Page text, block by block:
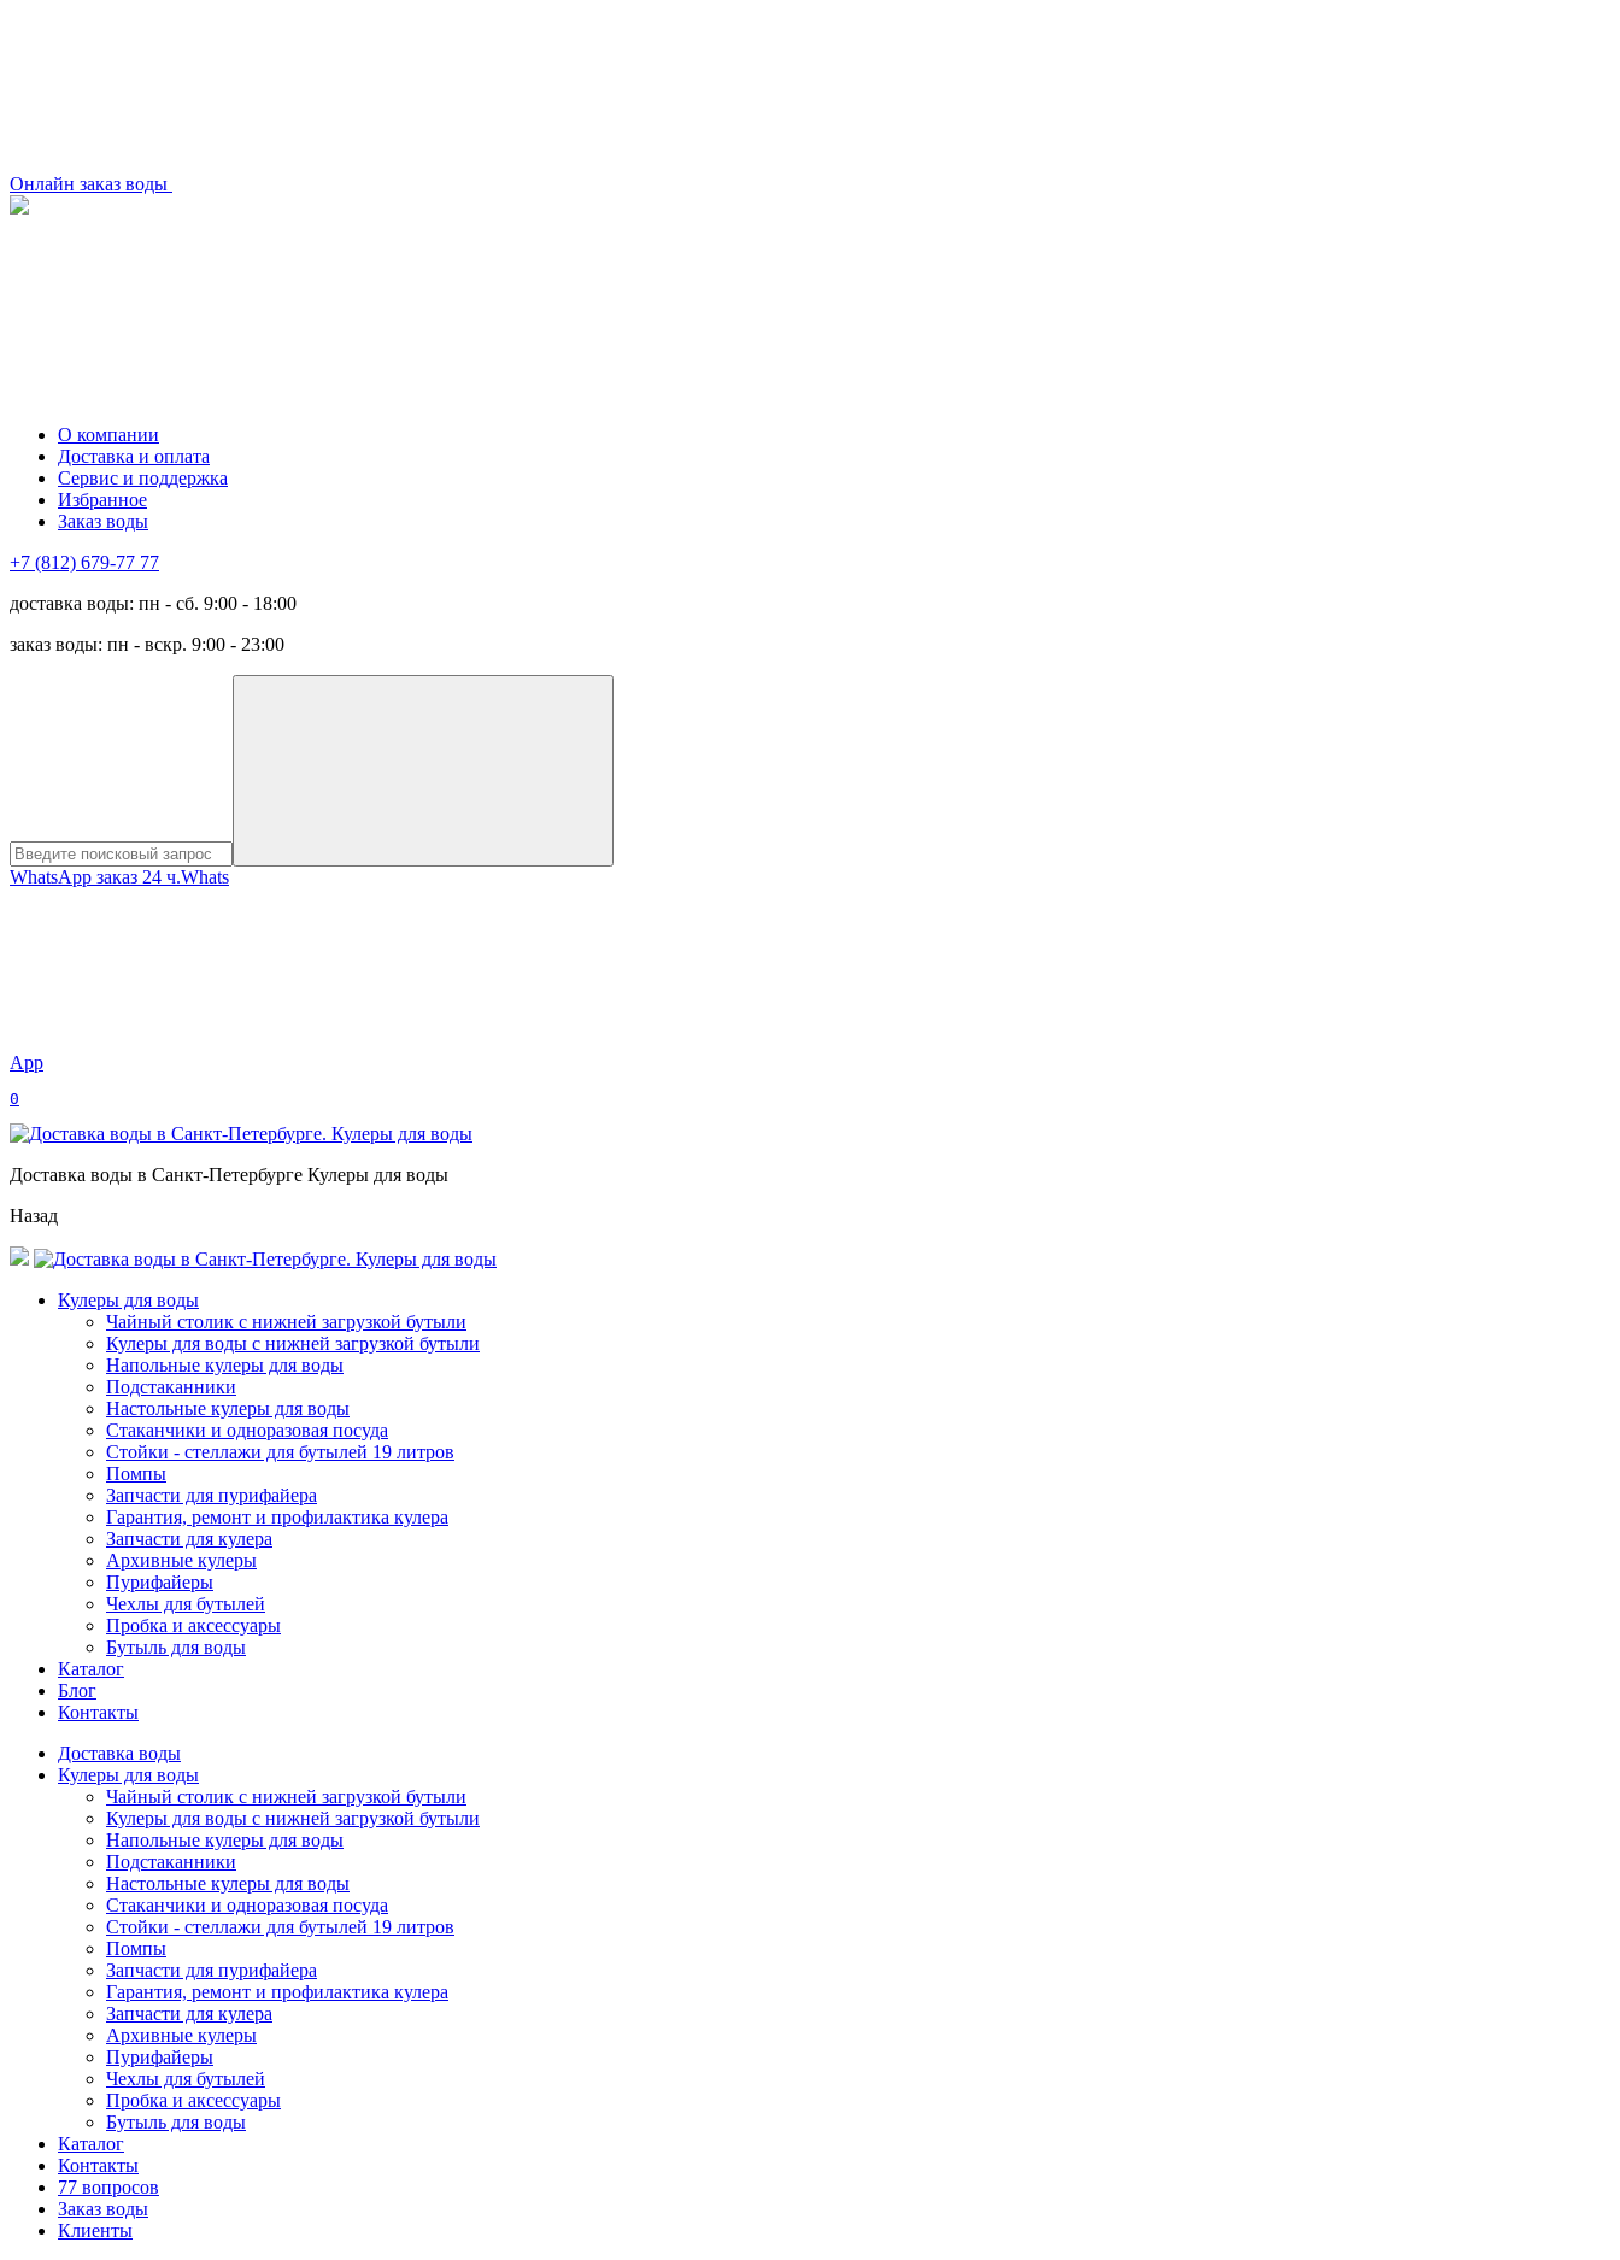
Онлайн заказ воды
О компании
Доставка и оплата
Сервис и поддержка
Избранное
Заказ воды
+7 (812) 679-77 77
доставка воды: пн - сб. 9:00 - 18:00
заказ воды: пн - вскр. 9:00 - 23:00
WhatsApp заказ 24 ч.Whats
App
0
Доставка воды в Санкт-Петербурге Кулеры для воды
Назад
Кулеры для воды
Чайный столик с нижней загрузкой бутыли
Кулеры для воды с нижней загрузкой бутыли
Напольные кулеры для воды
Подстаканники
Настольные кулеры для воды
Стаканчики и одноразовая посуда
Стойки - стеллажи для бутылей 19 литров
Помпы
Запчасти для пурифайера
Гарантия, ремонт и профилактика кулера
Запчасти для кулера
Архивные кулеры
Пурифайеры
Чехлы для бутылей
Пробка и аксессуары
Бутыль для воды
Каталог
Блог
Контакты
Доставка воды
Кулеры для воды
Чайный столик с нижней загрузкой бутыли
Кулеры для воды с нижней загрузкой бутыли
Напольные кулеры для воды
Подстаканники
Настольные кулеры для воды
Стаканчики и одноразовая посуда
Стойки - стеллажи для бутылей 19 литров
Помпы
Запчасти для пурифайера
Гарантия, ремонт и профилактика кулера
Запчасти для кулера
Архивные кулеры
Пурифайеры
Чехлы для бутылей
Пробка и аксессуары
Бутыль для воды
Каталог
Контакты
77 вопросов
Заказ воды
Клиенты